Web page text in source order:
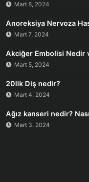
Mart 8, 2024
Anoreksiya Nervoza
Mart 7, 2024
Akciğer Embolisi Nedir
Mart 5, 2024
20lik Diş nedir?
Mart 4, 2024
Ağız kanseri nedir?
Mart 3, 2024